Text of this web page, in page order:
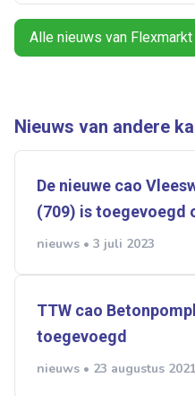
Alle nieuws van Flexmarkt
Nieuws van andere
De nieuwe cao
(709) is toegevoegd
nieuws • 3 juli 2023
TTW cao
toegevoegd
nieuws • 23 augustus 2021